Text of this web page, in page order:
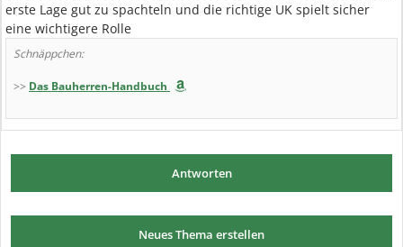
erste Lage gut zu spachteln und die richtige UK spielt sicher
eine wichtigere Rolle
Schnäppchen:
>> Das Bauherren-Handbuch
Antworten
Neues Thema erstellen